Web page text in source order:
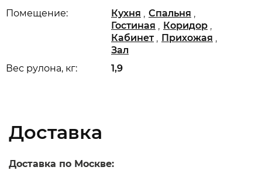
Вес рулона, кг: 1,9
Помещение: Кухня , Спальня ,
Гостиная , Коридор ,
Кабинет , Прихожая ,
Зал
Доставка
Доставка по Москве: